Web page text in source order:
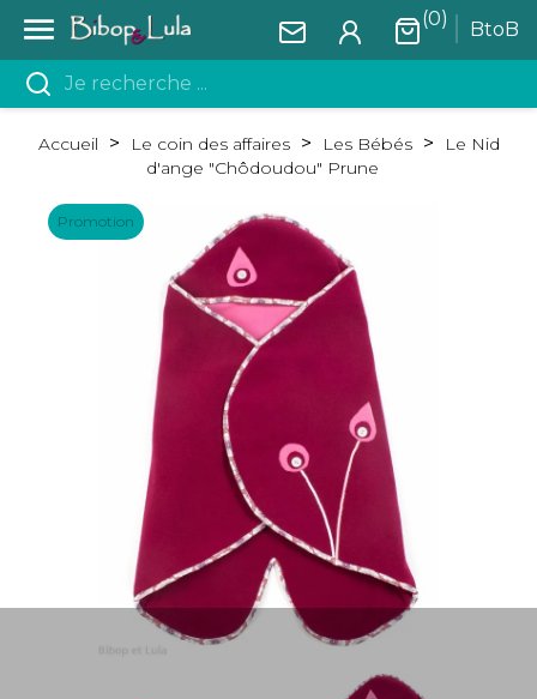
 BtoB
(0)
Accueil Le coin des affaires Les Bébés
Le Nid
d'ange "Chôdoudou" Prune
Promotion